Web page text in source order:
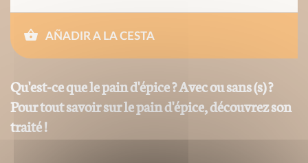
AÑADIR A LA CESTA
Qu'est-ce que le pain d'épice ? Avec ou sans (s) ?
Pour tout savoir sur le pain d'épice, découvrez son
traité !